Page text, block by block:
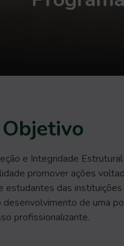
e Integridade
promover ações
estudantes das
desenvolvimento de uma
profissionalizante.